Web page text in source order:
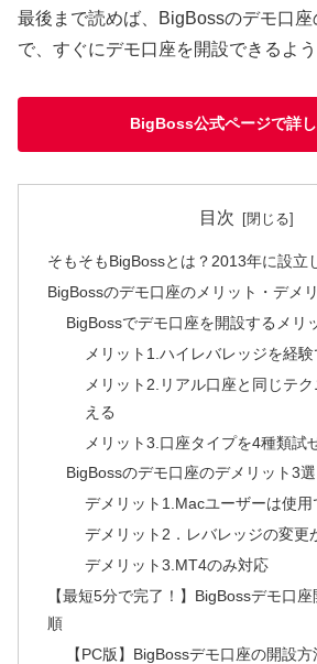
最後まで読めば、BigBossのデモ口
で、すぐにデモ口座を開設できるよ
BigBoss公式ページで詳
目次
そもそもBigBossとは？2013年に設立
BigBossのデモ口座のメリット・デメ
BigBossでデモ口座を開設するメリ
メリット1.ハイレバレッジを経験
メリット2.リアル口座と同じテ
える
メリット3.口座タイプを4種類試
BigBossのデモ口座のデメリット3選
デメリット1.Macユーザーは使用
デメリット2．レバレッジの変更
デメリット3.MT4のみ対応
【最短5分で完了！】BigBossデモ口
順
【PC版】BigBossデモ口座の開設方